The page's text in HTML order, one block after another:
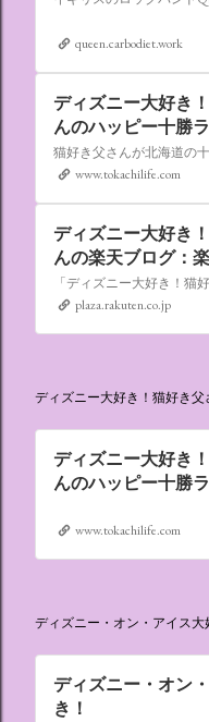
queen.carbodiet.work
ディズニー大好き
んのハッピー十勝
www.tokachilife.com
ディズニー大好き
んの楽天ブログ：
plaza.rakuten.co.jp
ディズニー大好き！猫好き
ディズニー大好き
んのハッピー十勝
www.tokachilife.com
ディズニー・オン・アイス大
ディズニー・オン
き！